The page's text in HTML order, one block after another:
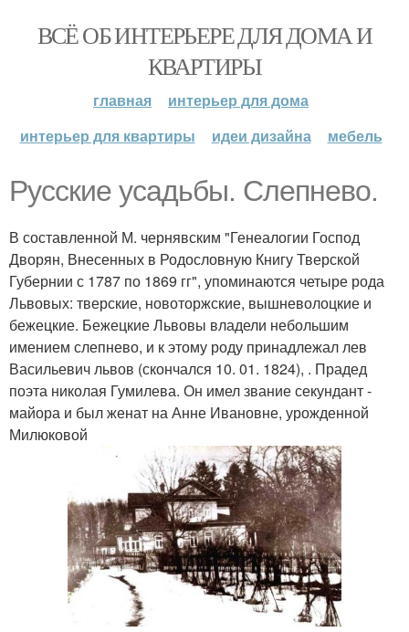
ВСЁ ОБ ИНТЕРЬЕРЕ ДЛЯ ДОМА И
КВАРТИРЫ
главная
интерьер для дома
интерьер для квартиры
идеи дизайна мебель
Русские усадьбы. Слепнево.
В составленной М. чернявским "Генеалогии Господ
Дворян, Внесенных в Родословную Книгу Тверской
Губернии с 1787 по 1869 гг", упоминаются четыре рода
Львовых: тверские, новоторжские, вышневолоцкие и
бежецкие. Бежецкие Львовы владели небольшим
имением слепнево, и к этому роду принадлежал лев
Васильевич львов (скончался 10. 01. 1824), . Прадед
поэта николая Гумилева. Он имел звание секундант -
майора и был женат на Анне Ивановне, урожденной
Милюковой